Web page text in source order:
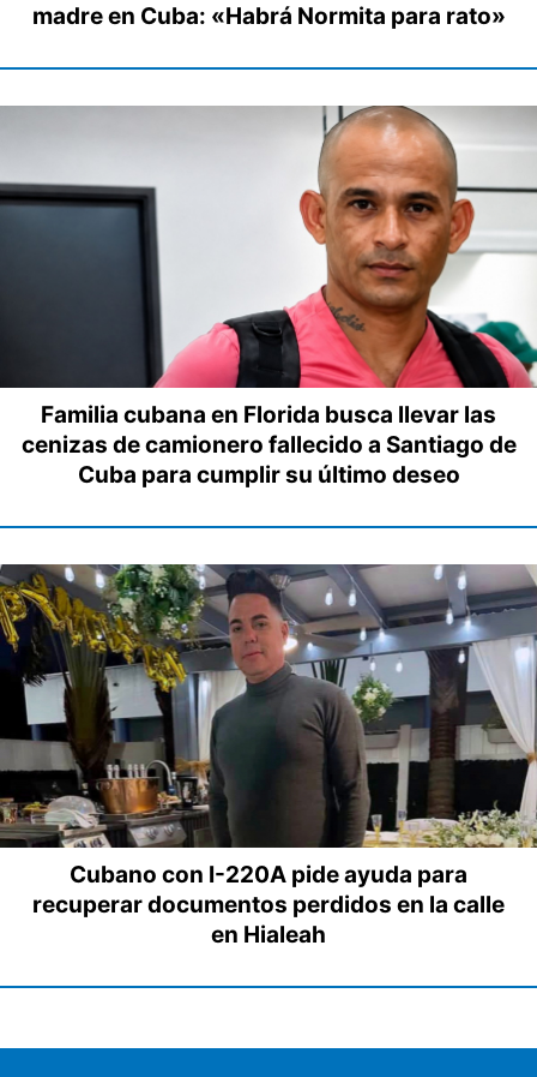
madre en Cuba: «Habrá Normita para rato»
Familia cubana en Florida busca llevar las
cenizas de camionero fallecido a Santiago de
Cuba para cumplir su último deseo
Cubano con I-220A pide ayuda para
recuperar documentos perdidos en la calle
en Hialeah